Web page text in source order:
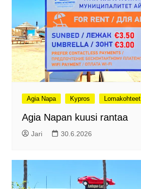
Agia Napa Kypros Lomakohteet
Agia Napan kuusi rantaa
Jari 30.6.2026